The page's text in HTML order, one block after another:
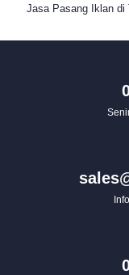
Jasa Pasang Iklan di